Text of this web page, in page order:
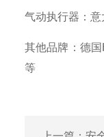
气动执行器：
其他品牌：德
等